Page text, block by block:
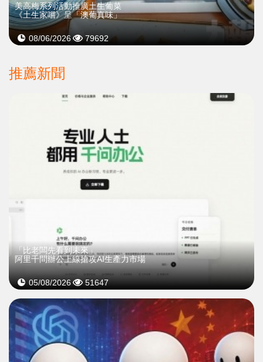
美高梅系列活動推廣土生葡菜
《土生家嚐》呈「澳葡真味」
08/06/2026 79692
推薦新聞
「比老闆先看到未來」
阿里千問辦公上線搶攻AI生產力市場
05/08/2026 51647